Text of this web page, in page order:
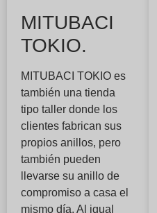
MITUBACI
TOKIO.
MITUBACI TOKIO es
también una tienda
tipo taller donde los
clientes fabrican sus
propios anillos, pero
también pueden
llevarse su anillo de
compromiso a casa el
mismo día. Al igual